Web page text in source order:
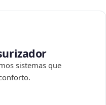
sistemas que